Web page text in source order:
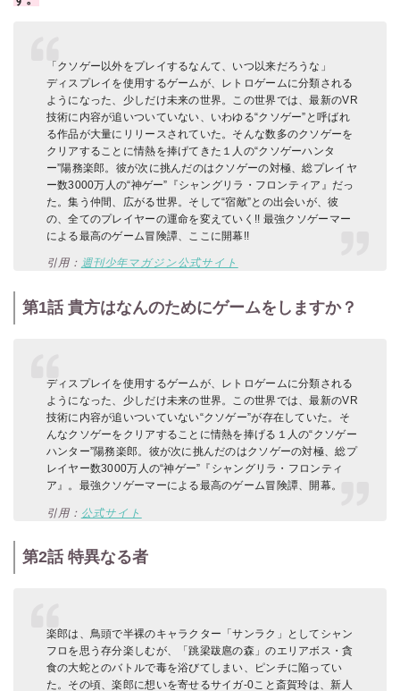
「クソゲー以外をプレイするなんて、いつ以来だろうな」
ディスプレイを使用するゲームが、レトロゲームに分類される
ようになった、少しだけ未来の世界。この世界では、最新のVR
技術に内容が追いついていない、いわゆる“クソゲー”と呼ばれ
る作品が大量にリリースされていた。そんな数多のクソゲーを
クリアすることに情熱を捧げてきた１人の“クソゲーハンタ
ー”陽務楽郎。彼が次に挑んだのはクソゲーの対極、総プレイヤ
ー数3000万人の“神ゲー”『シャングリラ・フロンティア』だっ
た。集う仲間、広がる世界。そして“宿敵”との出会いが、彼
の、全てのプレイヤーの運命を変えていく!! 最強クソゲーマー
による最高のゲーム冒険譚、ここに開幕!!
引用： 週刊少年マガジン公式サイト
第1話 貴方はなんのためにゲームをしますか？
ディスプレイを使用するゲームが、レトロゲームに分類される
ようになった、少しだけ未来の世界。この世界では、最新のVR
技術に内容が追いついていない“クソゲー”が存在していた。そ
んなクソゲーをクリアすることに情熱を捧げる１人の“クソゲー
ハンター”陽務楽郎。彼が次に挑んだのはクソゲーの対極、総プ
レイヤー数3000万人の“神ゲー”『シャングリラ・フロンティ
ア』。最強クソゲーマーによる最高のゲーム冒険譚、開幕。
引用： 公式サイト
第2話 特異なる者
楽郎は、鳥頭で半裸のキャラクター「サンラク」としてシャン
フロを思う存分楽しむが、「跳梁跋扈の森」のエリアボス・貪
食の大蛇とのバトルで毒を浴びてしまい、ピンチに陥ってい
た。その頃、楽郎に想いを寄せるサイガ-0こと斎賀玲は、新人